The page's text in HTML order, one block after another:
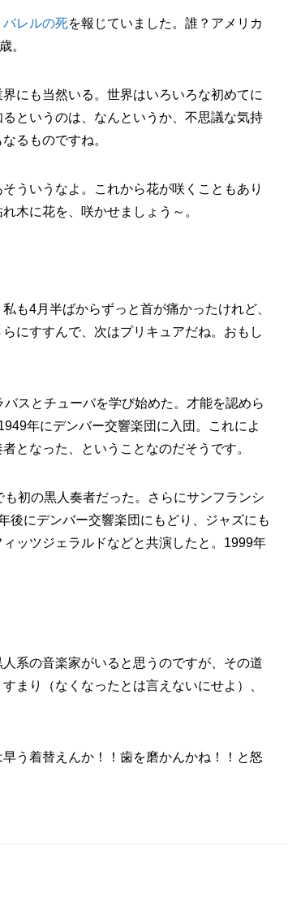
レルの死を報じていました。誰？アメリカ
。
にも当然いる。世界はいろいろな初めてに
というのは、なんというか、不思議な気持
るものですね。
ういうなよ。これから花が咲くこともあり
木に花を、咲かせましょう～。
も4月半ばからずっと首が痛かったけれど、
にすすんで、次はプリキュアだね。おもし
スとチューバを学び始めた。才能を認めら
年にデンバー交響楽団に入団。これによ
となった、ということなのだそうです。
初の黒人奏者だった。さらにサンフランシ
後にデンバー交響楽団にもどり、ジャズにも
ッツジェラルドなどと共演したと。1999年
系の音楽家がいると思うのですが、その道
まり（なくなったとは言えないにせよ）、
う着替えんか！！歯を磨かんかね！！と怒